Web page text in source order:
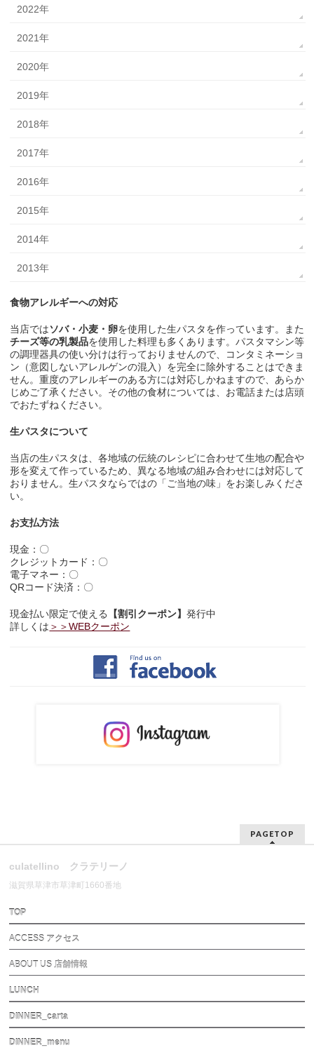
2022年
2021年
2020年
2019年
2018年
2017年
2016年
2015年
2014年
2013年
食物アレルギーへの対応
当店ではソバ・小麦・卵を使用した生パスタを作っています。また
チーズ等の乳製品を使用した料理も多くあります。パスタマシン等
の調理器具の使い分けは行っておりませんので、コンタミネーショ
ン（意図しないアレルゲンの混入）を完全に除外することはできま
せん。重度のアレルギーのある方には対応しかねますので、あらか
じめご了承ください。その他の食材については、お電話または店頭
でおたずねください。
生パスタについて
当店の生パスタは、各地域の伝統のレシピに合わせて生地の配合や
形を変えて作っているため、異なる地域の組み合わせには対応して
おりません。生パスタならではの「ご当地の味」をお楽しみくださ
い。
お支払方法
現金：〇
クレジットカード：〇
電子マネー：〇
QRコード決済：〇
現金払い限定で使える 【割引クーポン】発行中
詳しくは ＞＞WEBクーポン
PAGETOP
culatellino クラテリーノ
滋賀県草津市草津町1660番地
TOP
ACCESS アクセス
ABOUT US 店舗情報
LUNCH
DINNER_carta
DINNER_menu